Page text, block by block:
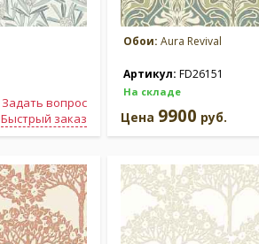
Задать вопрос
Быстрый заказ
Обои: Aura Revival
Артикул: FD26151
На складе
Цена 9900 руб.